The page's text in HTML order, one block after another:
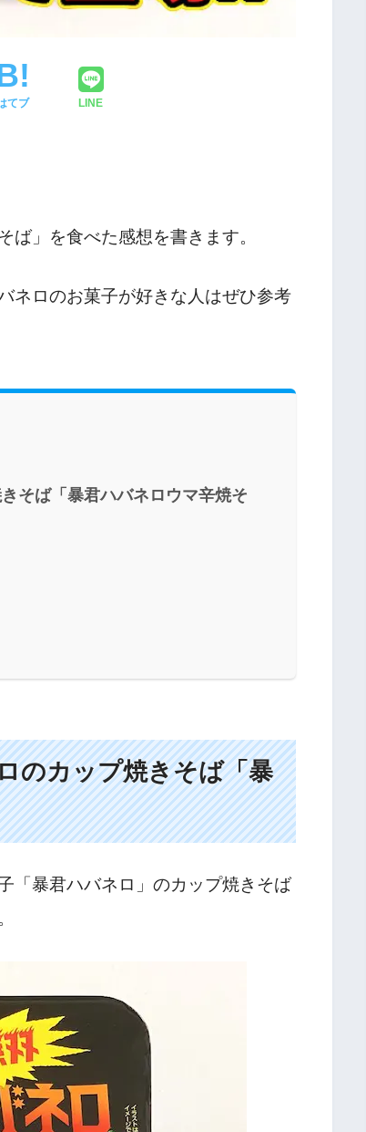
てブ LINE
ば」を食べた感想を書きます。
ネロのお菓子が好きな人はぜひ参考
そば「暴君ハバネロウマ辛焼そ
のカップ焼きそば「暴
「暴君ハバネロ」のカップ焼きそば